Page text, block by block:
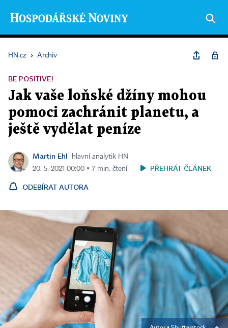
HN.cz › Archiv
BE POSITIVE!
Jak vaše loňské džíny mohou
pomoci zachránit planetu, a
ještě vydělat peníze
Martin Ehl
hlavní analytik HN
20. 5. 2021 00:00 ▪ 7 min. čtení
PŘEHRÁT ČLÁNEK
ODEBÍRAT AUTORA